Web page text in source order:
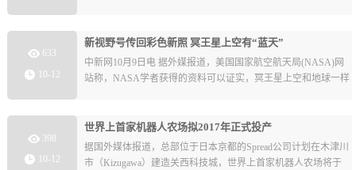
633
10-12
新视野号传回彩色新照 冥王星上空有“蓝天”
中新网10月9日电 据外媒报道，美国国家航空航天局(NASA)网
站称，NASA学者获得的资料可以证实，冥王星上空和地球一样
的原因是该星球大气层中存在被称为托林(Tholin)的有机粒子。
398
10-12
世界上首家机器人农场拟2017年正式投产
据国外媒体报道，总部位于日本京都的Spread公司计划在木津川
市（Kizugawa）建造关西科技城，世界上首家机器人农场将于